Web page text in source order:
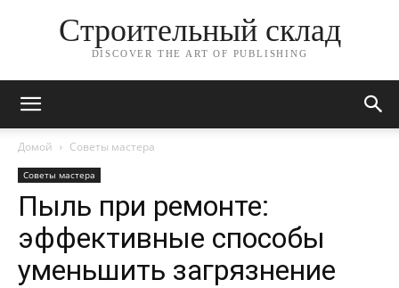
Строительный склад
DISCOVER THE ART OF PUBLISHING
Домой Советы мастера
Советы мастера
Пыль при ремонте:
эффективные способы
уменьшить загрязнение